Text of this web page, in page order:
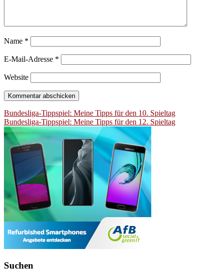
Name *
E-Mail-Adresse *
Website
Beitragsnavigation
Bundesliga-Tippspiel: Meine Tipps für den 10. Spieltag
Bundesliga-Tippspiel: Meine Tipps für den 12. Spieltag
Suchen